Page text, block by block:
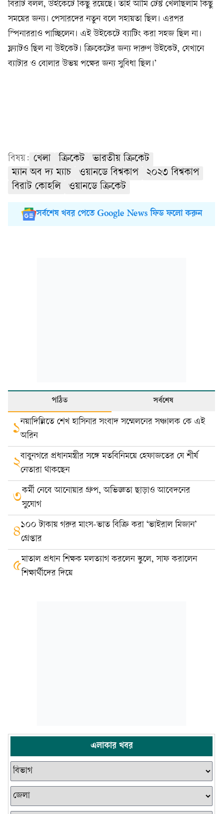
বিরাট বলল, উইকেটে কিছু রয়েছে। তাই আমি টেস্ট খেলছিলাম কিছু
সময়ের জন্য। পেসারদের নতুন বলে সহায়তা ছিল। এরপর
স্পিনাররাও পাচ্ছিলেন। এই উইকেটে ব্যাটিং করা সহজ ছিল না।
ফ্ল্যাটও ছিল না উইকেট। ক্রিকেটের জন্য দারুণ উইকেট, যেখানে
ব্যাটার ও বোলার উভয় পক্ষের জন্য সুবিধা ছিল।’
বিষয়: খেলা ক্রিকেট
ভারতীয় ক্রিকেট
ম্যান অব দ্য ম্যাচ
ওয়ানডে বিশ্বকাপ
২০২৩ বিশ্বকাপ
বিরাট কোহলি
ওয়ানডে ক্রিকেট
সর্বশেষ খবর পেতে Google News ফিড ফলো করুন
পঠিত সর্বশেষ
১নয়াদিল্লিতে শেখ হাসিনার সংবাদ সম্মেলনের সঞ্চালক কে এই
অরিন
২বাবুনগরে প্রধানমন্ত্রীর সঙ্গে মতবিনিময়ে হেফাজতের যে শীর্ষ
নেতারা থাকছেন
৩কর্মী নেবে আনোয়ার গ্রুপ, অভিজ্ঞতা ছাড়াও আবেদনের
সুযোগ
৪১০০ টাকায় গরুর মাংস-ভাত বিক্রি করা ‘ভাইরাল মিজান’
গ্রেপ্তার
৫মাতাল প্রধান শিক্ষক মলত্যাগ করলেন স্কুলে, সাফ করালেন
শিক্ষার্থীদের দিয়ে
এলাকার খবর